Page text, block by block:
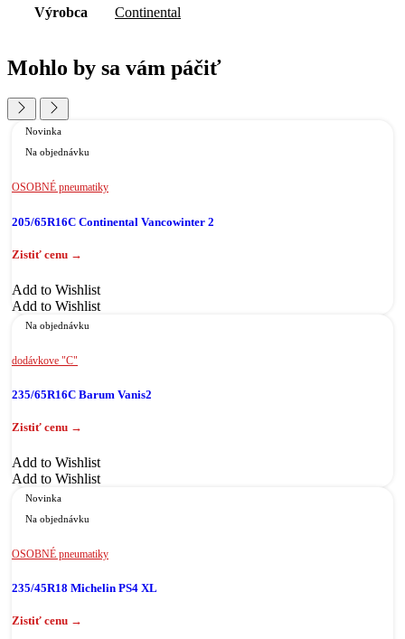
Výrobca Continental
Mohlo by sa vám páčiť
Novinka
Na objednávku
OSOBNÉ pneumatiky
205/65R16C Continental Vancowinter 2
Add to Wishlist
Add to Wishlist
Na objednávku
dodávkove "C"
235/65R16C Barum Vanis2
Add to Wishlist
Add to Wishlist
Novinka
Na objednávku
OSOBNÉ pneumatiky
235/45R18 Michelin PS4 XL